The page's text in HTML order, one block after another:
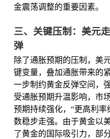
金震荡调整的重要因素。
三、关键压制：美元
弹
除了通胀预期的压制，美
键变量，叠加通胀带来的
一步制约黄金反弹空间，
受通胀预期升温影响，市
预期持续强化，“更高利
数稳步走强。由于黄金以
了黄金的国际吸引力，部